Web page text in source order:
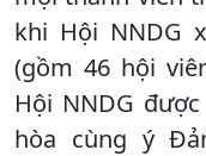
khi Hội NNDG
(gồm 46 hội
Hội NNDG
hòa cùng ý